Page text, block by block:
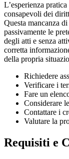
L’esperienza
consapevoli dei
Questa mancanza
passivamente le
degli atti e senza
corretta
della propria
Richiedere
Verificare i
Fare un
Considerare
Contattare i
Valutare la
Requisiti e